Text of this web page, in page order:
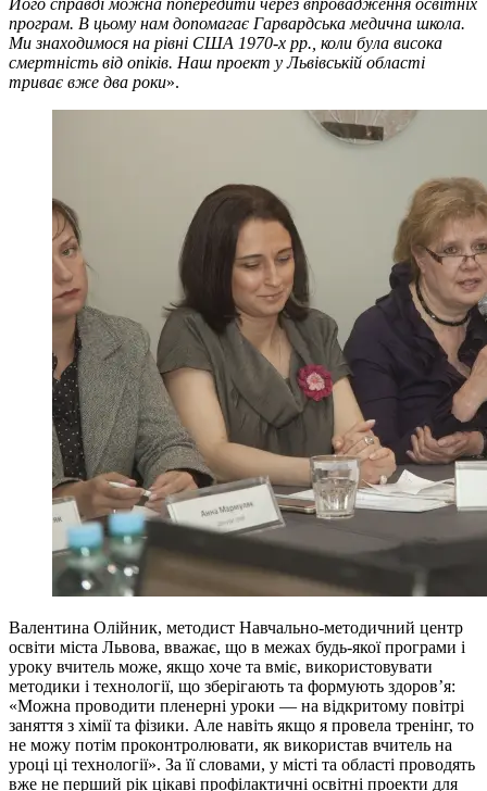
програм. В цьому нам допомагає Гарвардська медична школа.
Ми знаходимося на рівні США 1970-х рр., коли була висока
смертність від опіків. Наш проект у Львівській області
триває вже два роки».
Валентина Олійник, методист Навчально-методичний центр
освіти міста Львова, вважає, що в межах будь-якої програми і
уроку вчитель може, якщо хоче та вміє, використовувати
методики і технології, що зберігають та формують здоров’я:
«Можна проводити пленерні уроки — на відкритому повітрі
заняття з хімії та фізики. Але навіть якщо я провела тренінг, то
не можу потім проконтролювати, як використав вчитель на
уроці ці технології». За її словами, у місті та області проводять
вже не перший рік цікаві профілактичні освітні проекти для